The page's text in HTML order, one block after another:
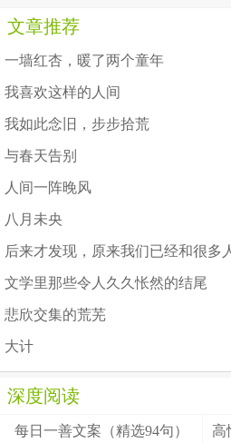
文章推荐
一墙红杏，暖了两个童年
我喜欢这样的人间
我如此念旧，步步拾荒
与春天告别
人间一阵晚风
八月未央
文学里那些令人久久怅然的结尾
悲欣交集的荒芜
大计
深度阅读
每日一善文案（精选94句）